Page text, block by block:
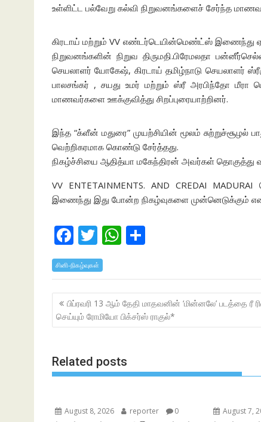
உள்ளிட்ட பல்வேறு கல்வி நிறுவனங்களைச் சேர்ந்த
கிரடாய் மற்றும் VV எண்டர்டெயின்மெண்ட்ஸ் இணைந்து
நிறுவனங்களின் நிறுவ திருமதி.பிரேமலதா
செயலாளர் யோகேஷ், கிரடாய் தமிழ்நாடு செயலாளர்
பாலசங்கர் , சயது உமர் மற்றும் ஸ்ரீ அரபிந்தோ மீரா
மாணவர்களை ஊக்குவித்து சிறப்புரையாற்றினர்.
இந்த “க்ளீன் மதுரை” முயற்சியின் மூலம் சுற்றுச்சூழல்
வெற்றிகரமாக கொண்டு சேர்த்தது.
நிகழ்ச்சியை ஆதித்யா மகேந்திரன் அவர்கள் தொகுத்து
VV ENTETAINMENTS. AND CREDAI
இணைந்து இது போன்ற நிகழ்வுகளை முன்னெடுக்கும் என
F
ac
e
b
o
o
T
w
itt
er
W
at
s
A
p
ar
e
சினி-நிகழ்வுகள்
Post
navigation
பிப்ரவரி 13 ஆம் தேதி மாதவனின் ‘மின்னலே’ படத்தை ரீ
செய்யும் ரோமியோ பிக்சர்ஸ் ராகுல்*
Related posts
August 8, 2026 reporter 0 August 7,